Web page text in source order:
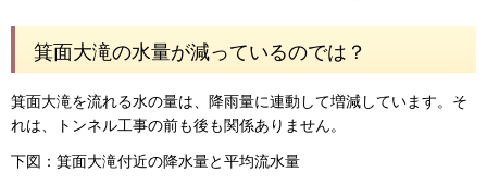
箕面大滝の水量が減っているのでは？
箕面大滝を流れる水の量は、降雨量に連動して増減しています。そ
れは、トンネル工事の前も後も関係ありません。
下図：箕面大滝付近の降水量と平均流水量